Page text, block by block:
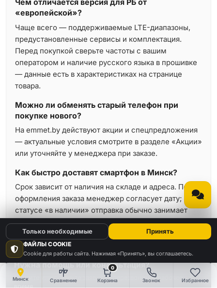
Минск Сравнение
0
Корзина Звонок Избранное
Чем отличается версия для РБ от
«европейской»?
Чаще всего — поддерживаемые LTE-диапазоны,
предустановленные сервисы и комплектация.
Перед покупкой сверьте частоты с вашим
оператором и наличие русского языка в прошивке
— данные есть в характеристиках на странице
товара.
Можно ли обменять старый телефон при
покупке нового?
На emmet.by действуют акции и спецпредложения
— актуальные условия смотрите в разделе «Акции»
или уточняйте у менеджера при заказе.
Как быстро доставят смартфон в Минск?
Срок зависит от наличия на складе и адреса. После
оформления заказа менеджер согласует дату; при
статусе «в наличии» отправка обычно занимает
минимальное время.
Нужна помощь или консультация?
Звоните или оставьте заявку — перезвоним в рабочее
время.
ФАЙЛЫ COOKIE
Cookie для работы сайта. Нажимая «Принять», вы соглашаетесь.
Только необходимые Принять